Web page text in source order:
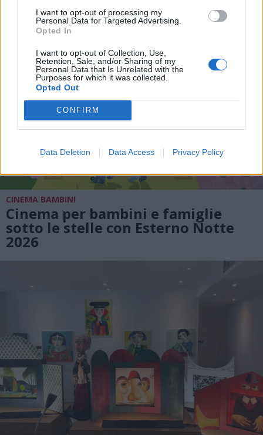
I want to opt-out of processing my
Personal Data for Targeted Advertising.
Opted In
I want to opt-out of Collection, Use,
Retention, Sale, and/or Sharing of my
Personal Data that Is Unrelated with the
Purposes for which it was collected.
Opted Out
CONFIRM
Data Deletion Data Access Privacy Policy
CINEMA BAMBINI
Cinema per bambini e famiglie
sotto le stelle con Esterno Notte
2026